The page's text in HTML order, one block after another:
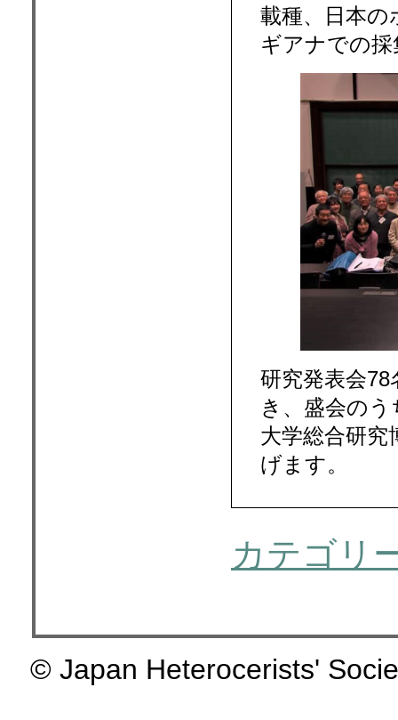
載種、日本
ギアナでの
研究発表会
き、盛会の
大学総合研究
げます。
カテゴリ
© Japan Heterocerists'